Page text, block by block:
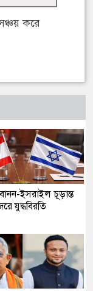
করে
ইসরাইল চূড়ান্ত
যুদ্ধবিরতি